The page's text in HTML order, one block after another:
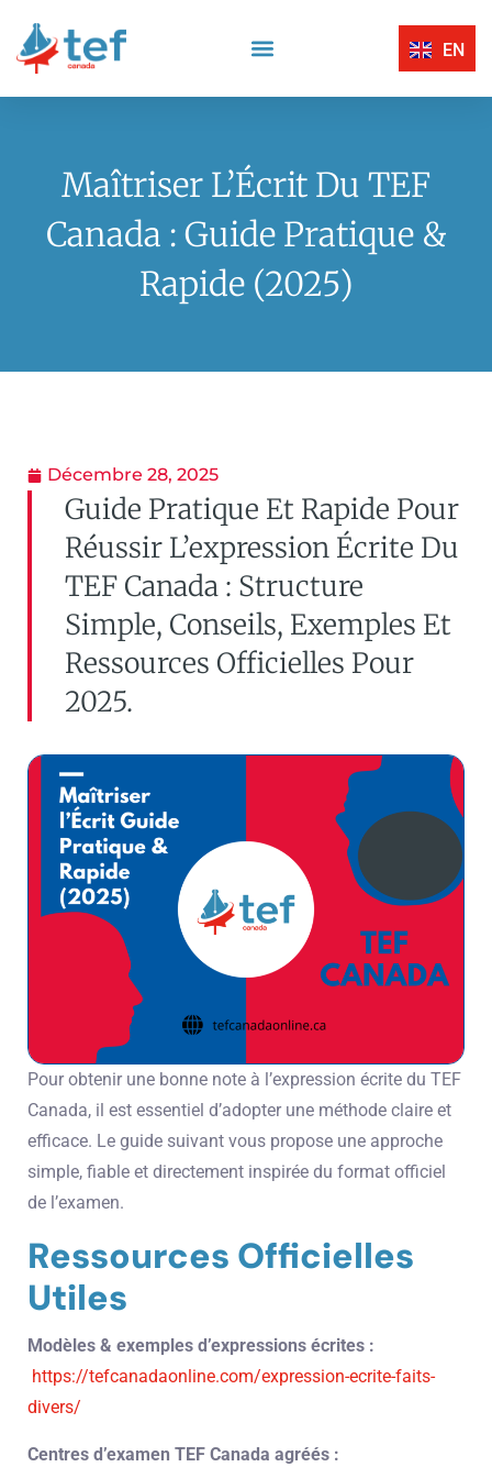
EN
Maîtriser L’Écrit Du TEF
Canada : Guide Pratique &
Rapide (2025)
Décembre 28, 2025
Guide Pratique Et Rapide Pour
Réussir L’expression Écrite Du
TEF Canada : Structure
Simple, Conseils, Exemples Et
Ressources Officielles Pour
2025.
Pour obtenir une bonne note à l’expression écrite du TEF
Canada, il est essentiel d’adopter une méthode claire et
efficace. Le guide suivant vous propose une approche
simple, fiable et directement inspirée du format officiel
de l’examen.
Ressources Officielles
Utiles
Modèles & exemples d’expressions écrites :
https://tefcanadaonline.com/expression-ecrite-faits-
divers/
Centres d’examen TEF Canada agréés :